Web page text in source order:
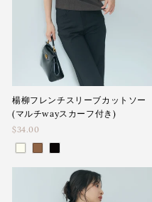
楊柳フレンチスリーブカットソー
(マルチwayスカーフ付き)
$34.00